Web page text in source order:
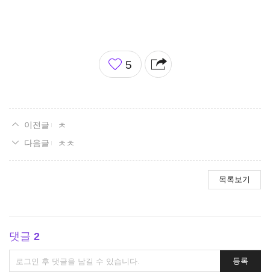
좋
아
5
ㅊ
ㅊㅊ
목록보기
댓글 2
댓
글
등록